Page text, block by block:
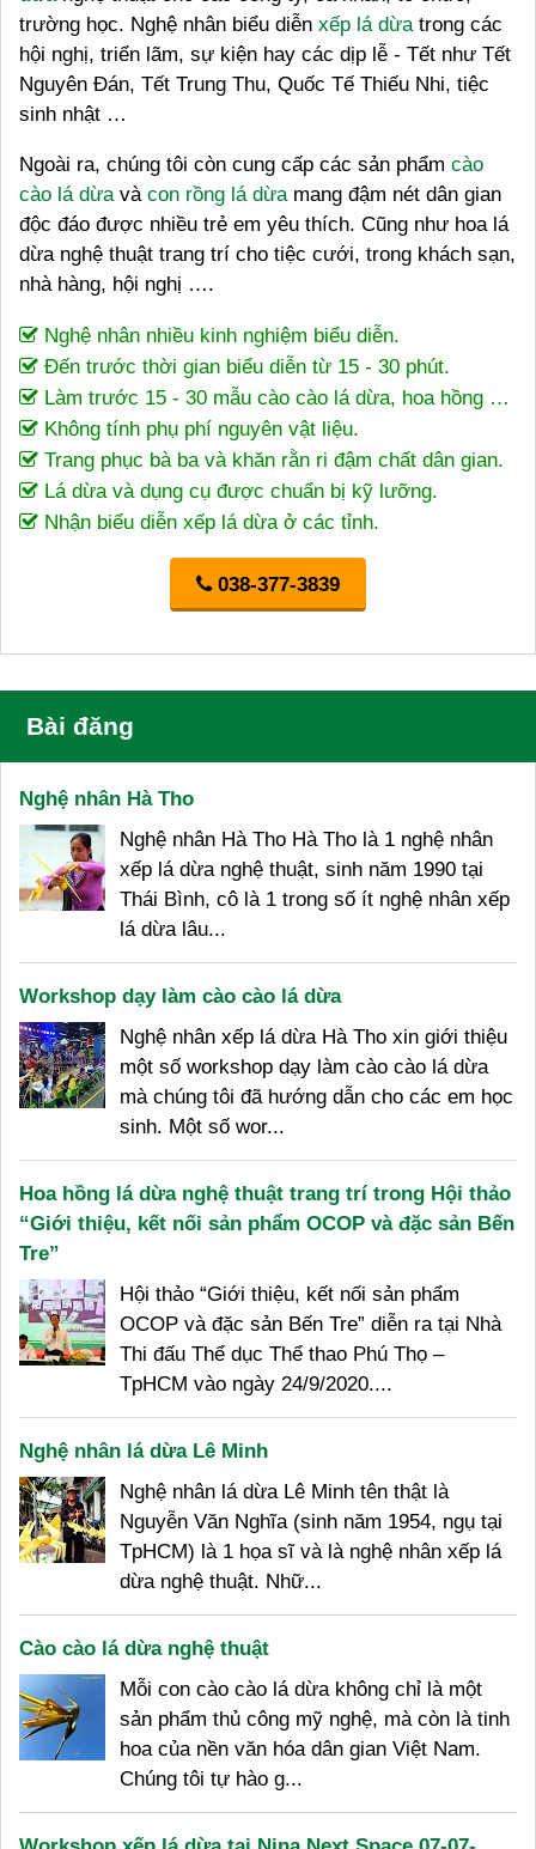
trường học. Nghệ nhân biểu diễn xếp lá dừatrong các
hội nghị, triển lãm, sự kiện hay các dịp lễ - Tết như Tết
Nguyên Đán, Tết Trung Thu, Quốc Tế Thiếu Nhi, tiệc
sinh nhật …
Ngoài ra, chúng tôi còn cung cấp các sản phẩm cào
cào lá dừavà con rồng lá dừamang đậm nét dân gian
độc đáo được nhiều trẻ em yêu thích. Cũng như hoa lá
dừa nghệ thuật trang trí cho tiệc cưới, trong khách sạn,
nhà hàng, hội nghị ….
Nghệ nhân nhiều kinh nghiệm biểu diễn.
Đến trước thời gian biểu diễn từ 15 - 30 phút.
Làm trước 15 - 30 mẫu cào cào lá dừa, hoa hồng …
Không tính phụ phí nguyên vật liệu.
Trang phục bà ba và khăn rằn ri đậm chất dân gian.
Lá dừa và dụng cụ được chuẩn bị kỹ lưỡng.
Nhận biểu diễn xếp lá dừa ở các tỉnh.
038-377-3839
Bài đăng
Nghệ nhân Hà Tho
Nghệ nhân Hà Tho Hà Tho là 1 nghệ nhân
xếp lá dừa nghệ thuật, sinh năm 1990 tại
Thái Bình, cô là 1 trong số ít nghệ nhân xếp
lá dừa lâu...
Workshop dạy làm cào cào lá dừa
Nghệ nhân xếp lá dừa Hà Tho xin giới thiệu
một số workshop dạy làm cào cào lá dừa
mà chúng tôi đã hướng dẫn cho các em học
sinh. Một số wor...
Hoa hồng lá dừa nghệ thuật trang trí trong Hội thảo
“Giới thiệu, kết nối sản phẩm OCOP và đặc sản Bến
Tre”
Hội thảo “Giới thiệu, kết nối sản phẩm
OCOP và đặc sản Bến Tre” diễn ra tại Nhà
Thi đấu Thể dục Thể thao Phú Thọ –
TpHCM vào ngày 24/9/2020....
Nghệ nhân lá dừa Lê Minh
Nghệ nhân lá dừa Lê Minh tên thật là
Nguyễn Văn Nghĩa (sinh năm 1954, ngụ tại
TpHCM) là 1 họa sĩ và là nghệ nhân xếp lá
dừa nghệ thuật. Nhữ...
Cào cào lá dừa nghệ thuật
Mỗi con cào cào lá dừa không chỉ là một
sản phẩm thủ công mỹ nghệ, mà còn là tinh
hoa của nền văn hóa dân gian Việt Nam.
Chúng tôi tự hào g...